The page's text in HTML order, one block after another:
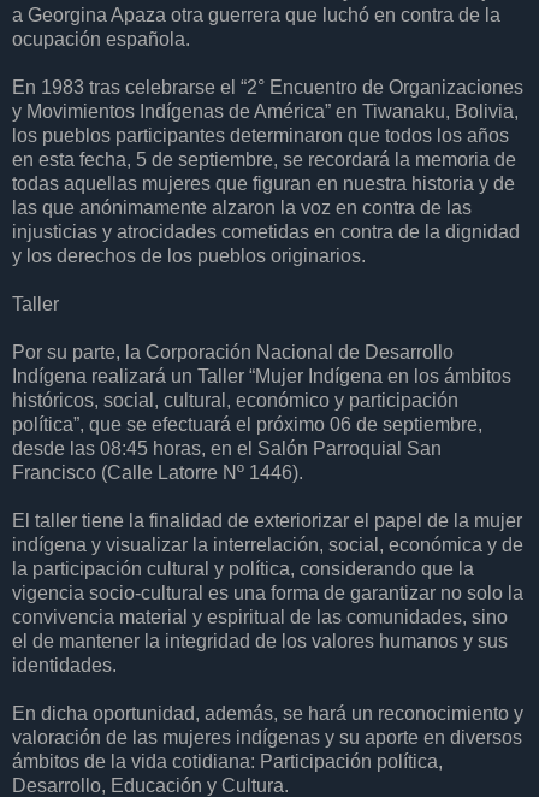
a Georgina Apaza otra guerrera que luchó en contra de la
ocupación española.
En 1983 tras celebrarse el “2° Encuentro de Organizaciones
y Movimientos Indígenas de América” en Tiwanaku, Bolivia,
los pueblos participantes determinaron que todos los años
en esta fecha, 5 de septiembre, se recordará la memoria de
todas aquellas mujeres que figuran en nuestra historia y de
las que anónimamente alzaron la voz en contra de las
injusticias y atrocidades cometidas en contra de la dignidad
y los derechos de los pueblos originarios.
Taller
Por su parte, la Corporación Nacional de Desarrollo
Indígena realizará un Taller “Mujer Indígena en los ámbitos
históricos, social, cultural, económico y participación
política”, que se efectuará el próximo 06 de septiembre,
desde las 08:45 horas, en el Salón Parroquial San
Francisco (Calle Latorre Nº 1446).
El taller tiene la finalidad de exteriorizar el papel de la mujer
indígena y visualizar la interrelación, social, económica y de
la participación cultural y política, considerando que la
vigencia socio-cultural es una forma de garantizar no solo la
convivencia material y espiritual de las comunidades, sino
el de mantener la integridad de los valores humanos y sus
identidades.
En dicha oportunidad, además, se hará un reconocimiento y
valoración de las mujeres indígenas y su aporte en diversos
ámbitos de la vida cotidiana: Participación política,
Desarrollo, Educación y Cultura.